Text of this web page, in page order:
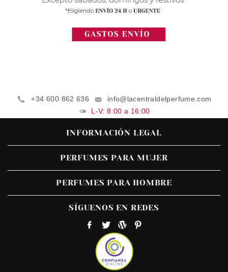
+34 600 862 636
info@lacentraldelperfume.com
L-V: 8:00 a 16:00
INFORMACIÓN LEGAL
PERFUMES PARA MUJER
PERFUMES PARA HOMBRE
SÍGUENOS EN REDES